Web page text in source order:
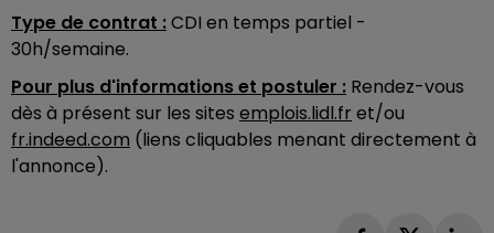
Type de contrat :CDI en temps partiel -
30h/semaine.
Pour plus d'informations et postuler : Rendez-vous
dès à présent sur les sites emplois.lidl.fr et/ou
fr.indeed.com (liens cliquables menant directement à
l'annonce).